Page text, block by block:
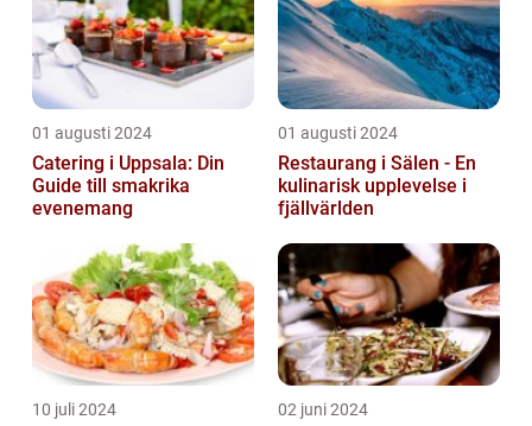
01 augusti 2024
Catering i Uppsala: Din
Guide till smakrika
evenemang
01 augusti 2024
Restaurang i Sälen - En
kulinarisk upplevelse i
fjällvärlden
10 juli 2024 02 juni 2024